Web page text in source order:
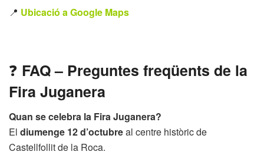
📍 Ubicació a Google Maps
❓ FAQ – Preguntes freqüents de la
Fira Juganera
Quan se celebra la Fira Juganera?
El diumenge 12 d’octubreal centre històric de
Castellfollit de la Roca.